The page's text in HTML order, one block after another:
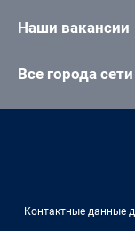
Наши вакансии
Все города сети
Контактные данные